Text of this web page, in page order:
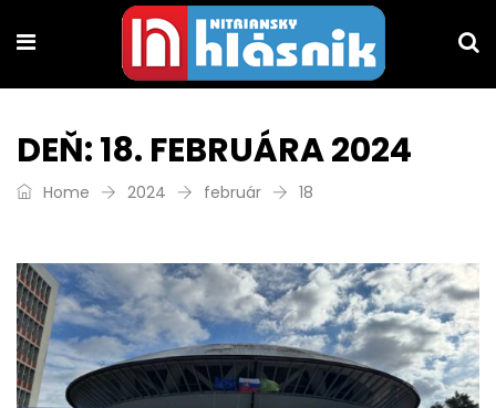
DEŇ:18. FEBRUÁRA 2024
Home 2024 február 18